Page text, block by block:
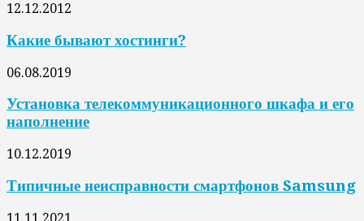
12.12.2012
Какие бывают хостинги?
06.08.2019
Установка телекоммуникационного шкафа и его
наполнение
10.12.2019
Типичные неисправности смартфонов Samsung
11.11.2021